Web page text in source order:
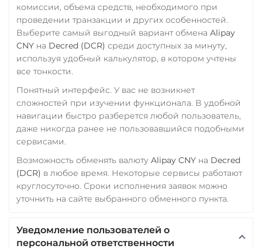
Элкарт KGS
комиссии, объема средств, необходимого при
проведении транзакции и других особенностей.
Выберите самый выгодный вариант обмена Alipay
CNY на Decred (DCR) среди доступных за минуту,
используя удобный калькулятор, в котором учтены
все тонкости.
Понятный интерфейс. У вас не возникнет
сложностей при изучении функционала. В удобной
навигации быстро разберется любой пользователь,
даже никогда ранее не пользовавшийся подобными
сервисами.
Возможность обменять валюту Alipay CNY на Decred
(DCR) в любое время. Некоторые сервисы работают
круглосуточно. Сроки исполнения заявок можно
уточнить на сайте выбранного обменного пункта.
Уведомление пользователей о
персональной ответственности